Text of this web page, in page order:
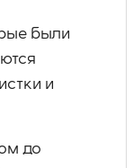
были
и
до